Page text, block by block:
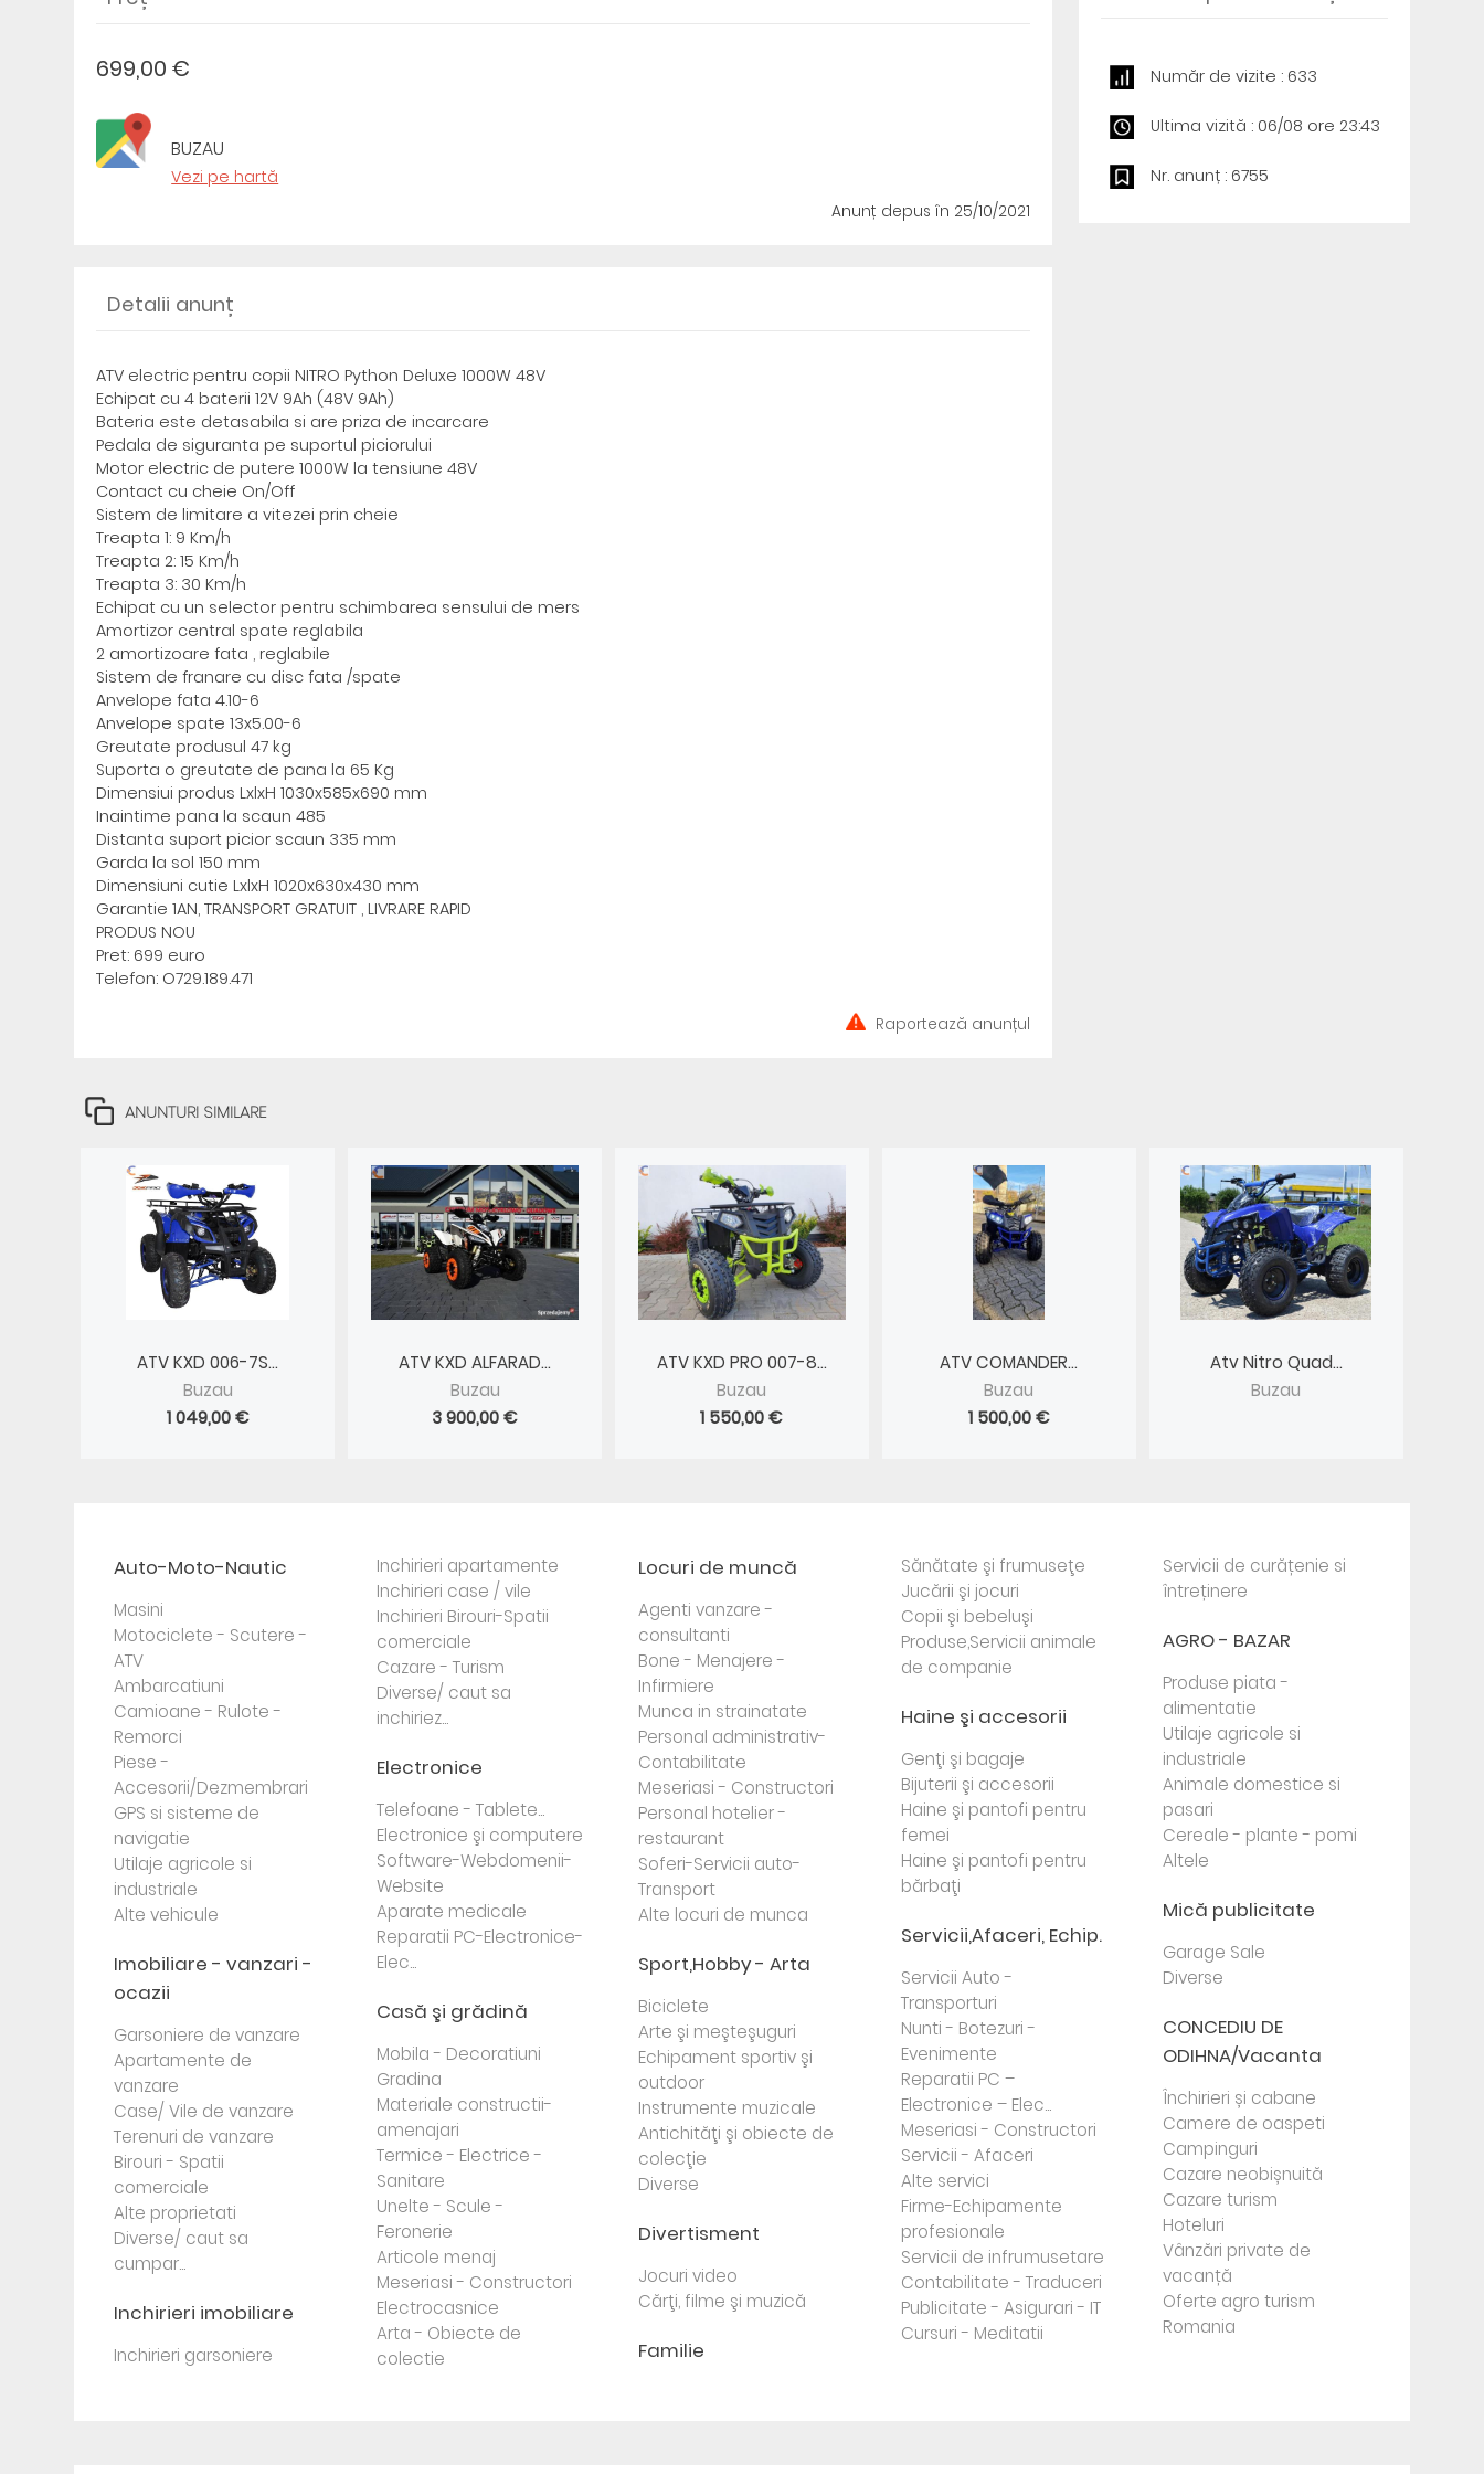
699,00 €
BUZAU
Vezi pe hartă
Anunț depus în 25/10/2021
Detalii anunț
ATV electric pentru copii NITRO Python Deluxe 1000W 48V
Echipat cu 4 baterii 12V 9Ah (48V 9Ah)
Bateria este detasabila si are priza de incarcare
Pedala de siguranta pe suportul piciorului
Motor electric de putere 1000W la tensiune 48V
Contact cu cheie On/Off
Sistem de limitare a vitezei prin cheie
Treapta 1: 9 Km/h
Treapta 2: 15 Km/h
Treapta 3: 30 Km/h
Echipat cu un selector pentru schimbarea sensului de mers
Amortizor central spate reglabila
2 amortizoare fata , reglabile
Sistem de franare cu disc fata /spate
Anvelope fata 4.10-6
Anvelope spate 13x5.00-6
Greutate produsul 47 kg
Suporta o greutate de pana la 65 Kg
Dimensiui produs LxlxH 1030x585x690 mm
Inaintime pana la scaun 485
Distanta suport picior scaun 335 mm
Garda la sol 150 mm
Dimensiuni cutie LxlxH 1020x630x430 mm
Garantie 1AN, TRANSPORT GRATUIT , LIVRARE RAPID
PRODUS NOU
Pret: 699 euro
Telefon: O729.189.471
Raportează anunțul
Număr de vizite : 633
Ultima vizită : 06/08 ore 23:43
Nr. anunț : 6755
ANUNTURI SIMILARE
ATV KXD 006-7S...
Buzau
1 049,00 €
ATV KXD ALFARAD...
Buzau
3 900,00 €
ATV KXD PRO 007-8...
Buzau
1 550,00 €
ATV COMANDER...
Buzau
1 500,00 €
Atv Nitro Quad...
Buzau
Auto-Moto-Nautic
Masini
Motociclete - Scutere -
ATV
Ambarcatiuni
Camioane - Rulote -
Remorci
Piese -
Accesorii/Dezmembrari
GPS si sisteme de
navigatie
Utilaje agricole si
industriale
Alte vehicule
Imobiliare - vanzari -
ocazii
Garsoniere de vanzare
Apartamente de
vanzare
Case/ Vile de vanzare
Terenuri de vanzare
Birouri - Spatii
comerciale
Alte proprietati
Diverse/ caut sa
cumpar...
Inchirieri imobiliare
Inchirieri garsoniere
Inchirieri apartamente
Inchirieri case / vile
Inchirieri Birouri-Spatii
comerciale
Cazare - Turism
Diverse/ caut sa
inchiriez...
Electronice
Telefoane - Tablete...
Electronice şi computere
Software-Webdomenii-
Website
Aparate medicale
Reparatii PC-Electronice-
Elec...
Casă şi grădină
Mobila - Decoratiuni
Gradina
Materiale constructii-
amenajari
Termice - Electrice -
Sanitare
Unelte - Scule -
Feronerie
Articole menaj
Meseriasi - Constructori
Electrocasnice
Arta - Obiecte de
colectie
Locuri de muncă
Agenti vanzare -
consultanti
Bone - Menajere -
Infirmiere
Munca in strainatate
Personal administrativ-
Contabilitate
Meseriasi - Constructori
Personal hotelier -
restaurant
Soferi-Servicii auto-
Transport
Alte locuri de munca
Sport,Hobby - Arta
Biciclete
Arte şi meşteşuguri
Echipament sportiv şi
outdoor
Instrumente muzicale
Antichităţi şi obiecte de
colecţie
Diverse
Divertisment
Jocuri video
Cărţi, filme şi muzică
Familie
Sănătate şi frumuseţe
Jucării şi jocuri
Copii şi bebeluşi
Produse,Servicii animale
de companie
Haine şi accesorii
Genţi şi bagaje
Bijuterii şi accesorii
Haine şi pantofi pentru
femei
Haine şi pantofi pentru
bărbaţi
Servicii,Afaceri, Echip.
Servicii Auto -
Transporturi
Nunti - Botezuri -
Evenimente
Reparatii PC –
Electronice – Elec...
Meseriasi - Constructori
Servicii - Afaceri
Alte servici
Firme-Echipamente
profesionale
Servicii de infrumusetare
Contabilitate - Traduceri
Publicitate - Asigurari - IT
Cursuri - Meditatii
Servicii de curățenie si
întreținere
AGRO - BAZAR
Produse piata -
alimentatie
Utilaje agricole si
industriale
Animale domestice si
pasari
Cereale - plante - pomi
Altele
Mică publicitate
Garage Sale
Diverse
CONCEDIU DE
ODIHNA/Vacanta
Închirieri și cabane
Camere de oaspeti
Campinguri
Cazare neobișnuită
Cazare turism
Hoteluri
Vânzări private de
vacanță
Oferte agro turism
Romania